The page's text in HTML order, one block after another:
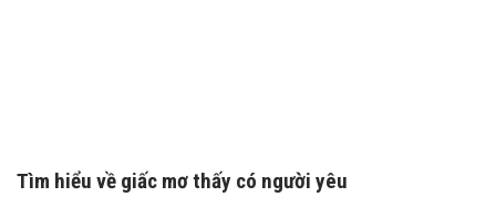
Tìm hiểu về giấc mơ thấy có người yêu